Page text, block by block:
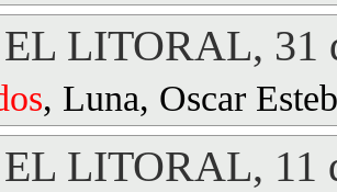
EL LITORAL, 31
, Luna, Oscar
EL LITORAL, 11